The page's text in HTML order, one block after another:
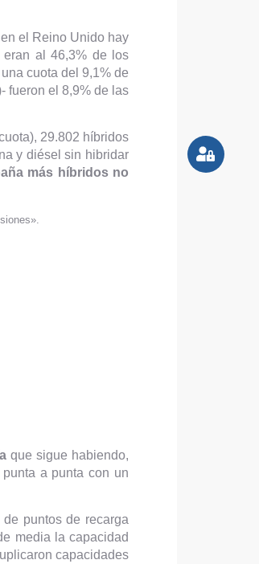
el Reino Unido hay
eran al 46,3% de los
cuota del 9,1% de
fueron el 8,9% de las
29.802 híbridos
y diésel sin hibridar
más híbridos no
que sigue habiendo,
a punta con un
puntos de recarga
media la capacidad
capacidades